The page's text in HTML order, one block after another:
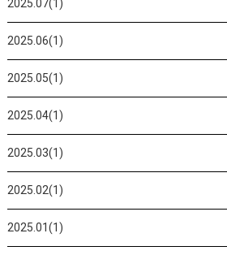
2025.07(1)
2025.06(1)
2025.05(1)
2025.04(1)
2025.03(1)
2025.02(1)
2025.01(1)